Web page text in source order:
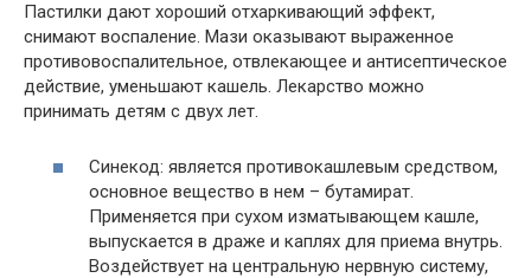
Пастилки дают хороший отхаркивающий эффект,
снимают воспаление. Мази оказывают выраженное
противовоспалительное, отвлекающее и антисептическое
действие, уменьшают кашель. Лекарство можно
принимать детям с двух лет.
Синекод: является противокашлевым средством,
основное вещество в нем – бутамират.
Применяется при сухом изматывающем кашле,
выпускается в драже и каплях для приема внутрь.
Воздействует на центральную нервную систему,